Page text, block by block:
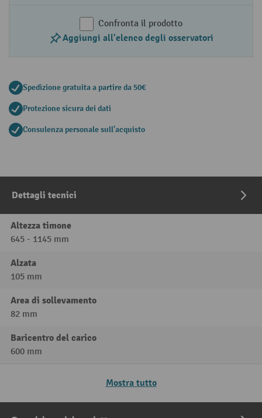
Confronta il prodotto
Aggiungi all'elenco degli osservatori
Spedizione gratuita a partire da 50€
Protezione sicura dei dati
Consulenza personale sull'acquisto
Dettagli tecnici
Altezza timone
645 - 1145 mm
Alzata
105 mm
Area di sollevamento
82 mm
Baricentro del carico
600 mm
Mostra tutto